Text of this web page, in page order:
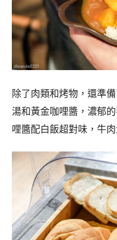
除了肉類和烤物，還準
湯和黃金咖哩醬，濃郁
哩醬配白飯超對味，牛